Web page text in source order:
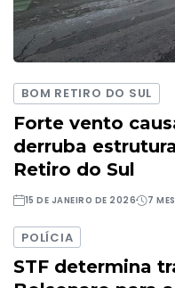
BOM RETIRO DO SUL
Forte vento
derruba
Retiro do Sul
15 DE JANEIRO DE 2026 7
POLÍCIA
STF determina